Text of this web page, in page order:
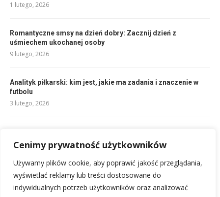
Cenimy prywatność użytkowników
Używamy plików cookie, aby poprawić jakość przeglądania,
wyświetlać reklamy lub treści dostosowane do
indywidualnych potrzeb użytkowników oraz analizować
1 lutego, 2026
Romantyczne smsy na dzień dobry: Zacznij dzień z
uśmiechem ukochanej osoby
9 lutego, 2026
Analityk piłkarski: kim jest, jakie ma zadania i znaczenie w
futbolu
3 lutego, 2026
1 lutego, 2026
Rankingi Osasuna – Real Madryt: Analiza starcia i zapowiedź
1 lutego, 2026